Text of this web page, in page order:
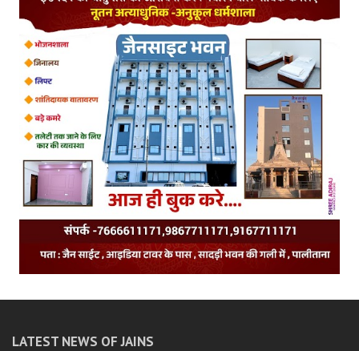
LATEST NEWS OF JAINS